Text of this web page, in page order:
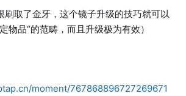
刷取了金牙，这个镜子升级的技巧就可以
物品“的范畴，而且升级极为有效）
moment/767868896727269671